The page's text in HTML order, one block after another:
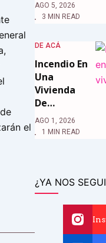
el
AGO 5, 2026
3 MIN READ
DE ACÁ
Incendio En
Una
Vivienda
De…
AGO 1, 2026
1 MIN READ
¿YA NOS